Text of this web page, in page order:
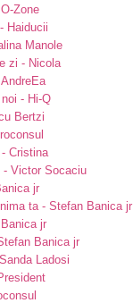
Zone
Haiducii
Manole
zi - Nicola
- Hi-Q
Bertzi
Cristina
- Victor Socaciu
jr
ta - Stefan Banica jr
jr
Banica jr
Ladosi